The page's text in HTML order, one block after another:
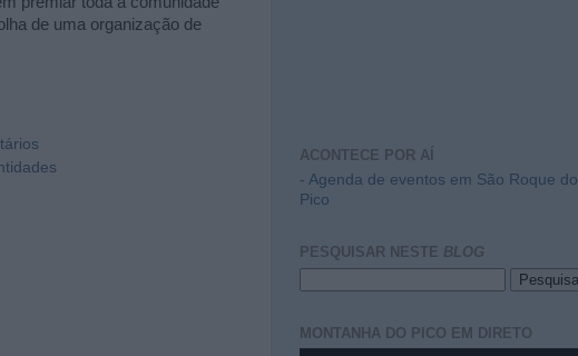
de uma organização de
ACONTECE POR AÍ
- Agenda de eventos em São Roque do
Pico
PESQUISAR NESTE BLOG
MONTANHA DO PICO EM DIRETO